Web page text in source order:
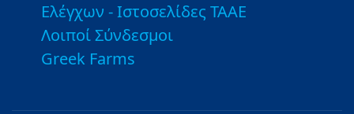
Ελέγχων - Ιστοσελίδες ΤΑΑΕ
Λοιποί Σύνδεσμοι
Greek Farms